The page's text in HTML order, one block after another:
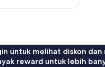
untuk melihat diskon
reward untuk lebih